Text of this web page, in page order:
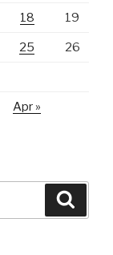
18 19
25 26
Apr »